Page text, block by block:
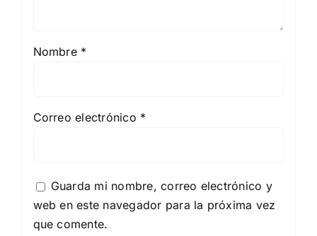
Nombre *
Correo electrónico *
Guarda mi nombre, correo electrónico y
web en este navegador para la próxima vez
que comente.